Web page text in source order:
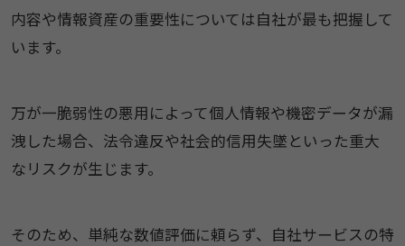
内容や情報資産の重要性については自社が最も把握して
います。
万が一脆弱性の悪用によって個人情報や機密データが漏
洩した場合、法令違反や社会的信用失墜といった重大
なリスクが生じます。
そのため、単純な数値評価に頼らず、自社サービスの特